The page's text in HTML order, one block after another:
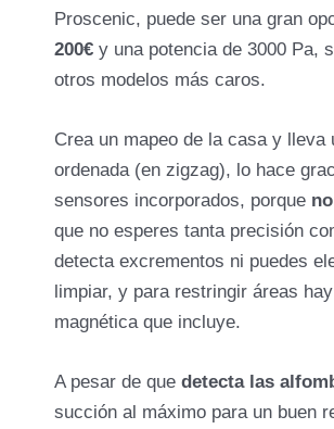
Accesorios:
Proscenic, puede ser una gran
200€ y una potencia de 3000 Pa,
otros modelos más caros.
Crea un mapeo de la casa y lleva
ordenada (en zigzag), lo hace
sensores incorporados, porque
que no esperes tanta precisión
detecta excrementos ni puedes
limpiar, y para restringir áreas
magnética que incluye.
A pesar de que detecta las
succión al máximo para un buen